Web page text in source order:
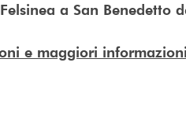
a San Benedetto
e maggiori